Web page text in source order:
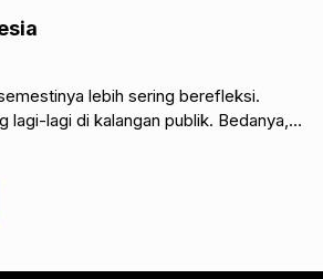
lebih sering berefleksi.
lagi-lagi di kalangan publik. Bedanya,